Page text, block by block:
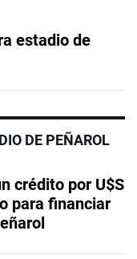
estadio de
DE PEÑAROL
crédito por U$S
para financiar